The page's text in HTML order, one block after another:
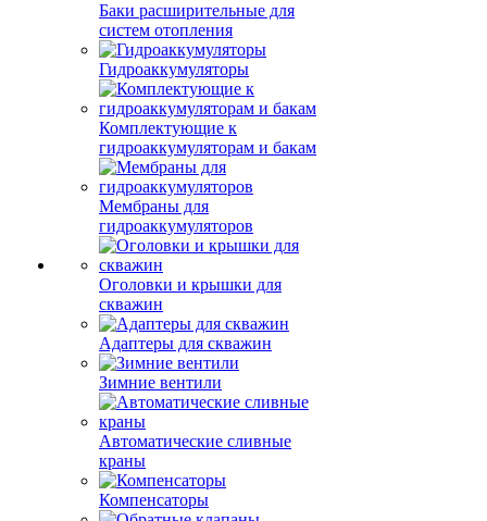
Баки расширительные для
систем отопления
Гидроаккумуляторы
Комплектующие к
гидроаккумуляторам и бакам
Мембраны для
гидроаккумуляторов
Оголовки и крышки для
скважин
Адаптеры для скважин
Зимние вентили
Автоматические сливные
краны
Компенсаторы